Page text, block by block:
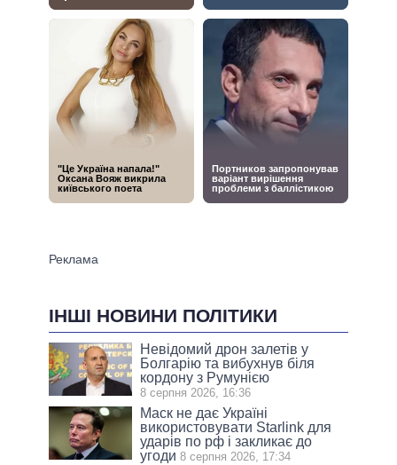
ІНШІ НОВИНИ ПОЛІТИКИ
Невідомий дрон залетів у
Болгарію та вибухнув біля
кордону з Румунією
8 серпня 2026, 16:36
Маск не дає Україні
використовувати Starlink для
ударів по рф і закликає до
угоди 8 серпня 2026, 17:34